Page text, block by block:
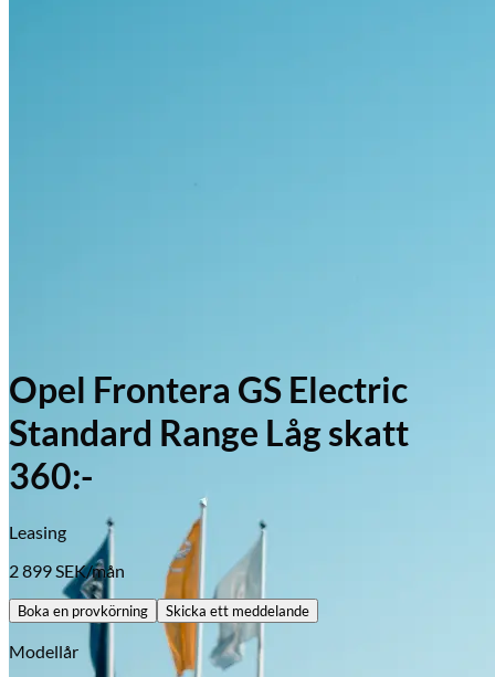
Opel Frontera GS Electric
Standard Range Låg skatt
360:-
Leasing
2 899 SEK/mån
Boka en provkörning Skicka ett meddelande
Modellår